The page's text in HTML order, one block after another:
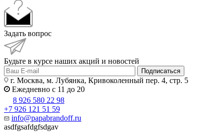
Задать вопрос
Будьте в курсе наших акций и новостей
Подписаться
г. Москва, м. Лубянка, Кривоколенный пер. 4, стр. 5
Ежедневно с 11 до 20
8 926 580 22 98
+7 926 121 51 59
info@papabrandoff.ru
asdfgsafdgfsdgav